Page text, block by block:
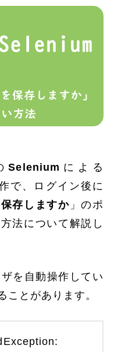
Selenium による
で、ログイン後に
存しますか 」のポ
法について解説し
を自動操作してい
ことがあります。